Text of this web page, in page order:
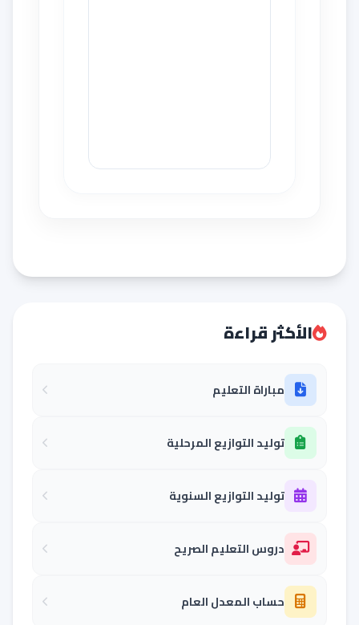
الأكثر قراءة
مباراة التعليم
توليد التوازيع المرحلية
توليد التوازيع السنوية
دروس التعليم الصريح
حساب المعدل العام